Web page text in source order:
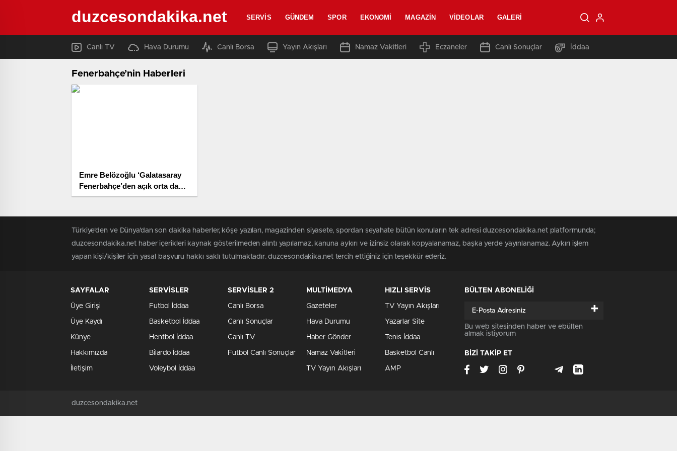
duzcesondakika.net SERVIS GÜNDEM SPOR EKONOMI MAGAZIN VIDEOLAR GALERI
Canlı TV Hava Durumu Canlı Borsa Yayın Akışları Namaz Vakitleri Eczaneler Canlı Sonuçlar İddaa
Fenerbahçe’nin Haberleri
Emre Belözoğlu ‘Galatasaray
Fenerbahçe’den açık orta daha
uygun yapıyor’ diye açıkladı
Türkiye'den ve Dünya’dan son dakika haberler, köşe yazıları, magazinden siyasete, spordan seyahate bütün konuların tek adresi duzcesondakika.net platformunda;
duzcesondakika.net haber içerikleri kaynak gösterilmeden alıntı yapılamaz, kanuna aykırı ve izinsiz olarak kopyalanamaz, başka yerde yayınlanamaz. Aykırı işlem
yapan kişi/kişiler için yasal başvuru hakkı saklı tutulmaktadır. duzcesondakika.net tercih ettiğiniz için teşekkür ederiz.
SAYFALAR
Üye Girişi
Üye Kaydı
Künye
Hakkımızda
İletişim
SERVİSLER
Futbol İddaa
Basketbol İddaa
Hentbol İddaa
Bilardo İddaa
Voleybol İddaa
SERVİSLER 2
Canlı Borsa
Canlı Sonuçlar
Canlı TV
Futbol Canlı Sonuçlar
MULTİMEDYA
Gazeteler
Hava Durumu
Haber Gönder
Namaz Vakitleri
TV Yayın Akışları
HIZLI SERVİS
TV Yayın Akışları
Yazarlar Site
Tenis İddaa
Basketbol Canlı
AMP
BÜLTEN ABONELİĞİ
+
Bu web sitesinden haber ve ebülten
almak istiyorum
BİZİ TAKİP ET
duzcesondakika.net